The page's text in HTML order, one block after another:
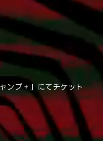
ンプ＋」にてチケット